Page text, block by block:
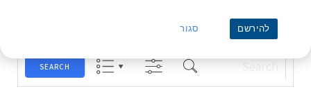
Locations
Search
SEARCH
להירשם סגור